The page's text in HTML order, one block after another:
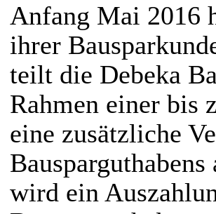
Anfang Mai 2016
ihrer
teilt die Debeka
Rahmen einer bis
eine zusätzliche
wird ein